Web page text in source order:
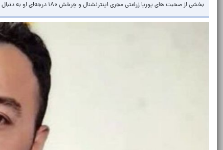
بخشی از صحبت های پوریا زراعتی مجری اینترنشنال و چرخش ۱۸۰ درجه‌ای او به دنبال شکست در محاسباتش منتشر شد.